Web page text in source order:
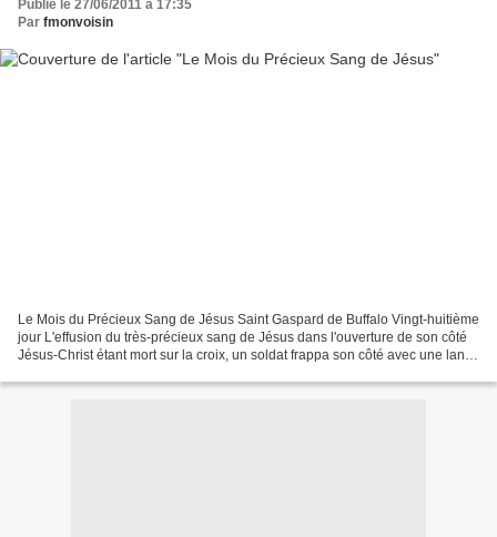
Publié le 27/06/2011 à 17:35
Par fmonvoisin
Le Mois du Précieux Sang de Jésus Saint Gaspard de Buffalo Vingt-huitième
jour L'effusion du très-précieux sang de Jésus dans l'ouverture de son côté
Jésus-Christ étant mort sur la croix, un soldat frappa son côté avec une lance